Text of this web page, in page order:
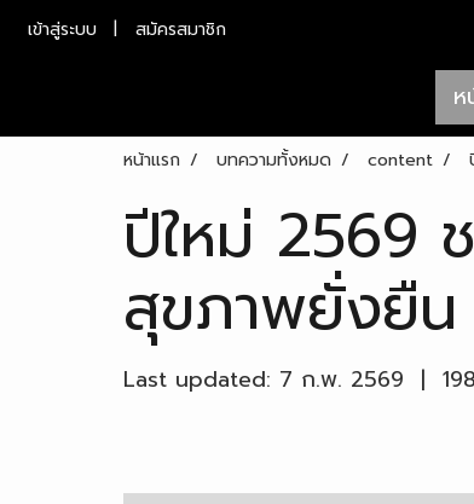
เข้าสู่ระบบ สมัครสมาชิก
ห
หน้าแรก บทความทั้งหมด content
ปีใหม่ 2569
สุขภาพยั่งยืน
Last updated: 7 ก.พ. 2569 |